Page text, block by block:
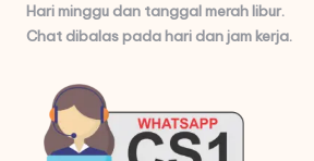
Hari minggu dan tanggal merah libur.
Chat dibalas pada hari dan jam kerja.